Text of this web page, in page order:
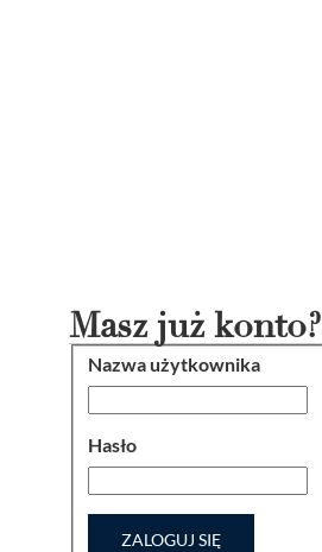
Masz już konto?
Logowanie
Nazwa użytkownika
Hasło
ZALOGUJ SIĘ